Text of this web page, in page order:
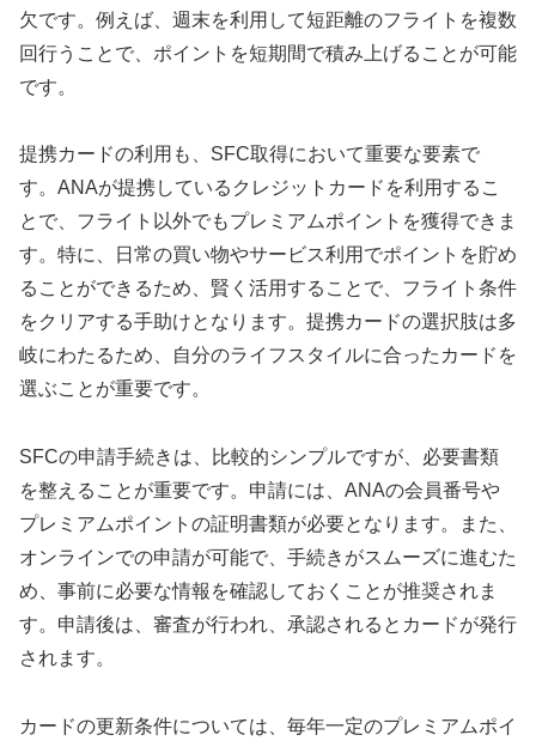
欠です。例えば、週末を利用して短距離のフライトを複数
回行うことで、ポイントを短期間で積み上げることが可能
です。
提携カードの利用も、SFC取得において重要な要素で
す。ANAが提携しているクレジットカードを利用するこ
とで、フライト以外でもプレミアムポイントを獲得できま
す。特に、日常の買い物やサービス利用でポイントを貯め
ることができるため、賢く活用することで、フライト条件
をクリアする手助けとなります。提携カードの選択肢は多
岐にわたるため、自分のライフスタイルに合ったカードを
選ぶことが重要です。
SFCの申請手続きは、比較的シンプルですが、必要書類
を整えることが重要です。申請には、ANAの会員番号や
プレミアムポイントの証明書類が必要となります。また、
オンラインでの申請が可能で、手続きがスムーズに進むた
め、事前に必要な情報を確認しておくことが推奨されま
す。申請後は、審査が行われ、承認されるとカードが発行
されます。
カードの更新条件については、毎年一定のプレミアムポイ